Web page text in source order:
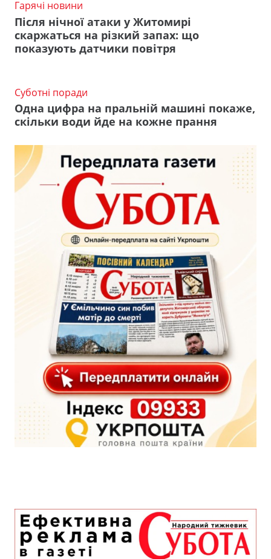
Гарячі новини
Після нічної атаки у Житомирі
скаржаться на різкий запах: що
показують датчики повітря
Суботні поради
Одна цифра на пральній машині покаже,
скільки води йде на кожне прання